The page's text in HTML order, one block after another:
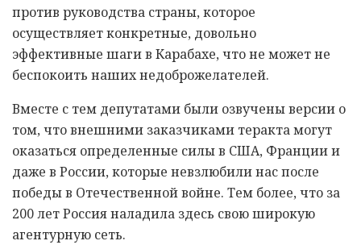
против руководства страны, которое
осуществляет конкретные, довольно
эффективные шаги в Карабахе, что не может не
беспокоить наших недоброжелателей.
Вместе с тем депутатами были озвучены версии о
том, что внешними заказчиками теракта могут
оказаться определенные силы в США, Франции и
даже в России, которые невзлюбили нас после
победы в Отечественной войне. Тем более, что за
200 лет Россия наладила здесь свою широкую
агентурную сеть.